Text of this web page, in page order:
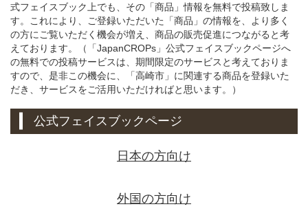
式フェイスブック上でも、その「商品」情報を無料で投稿致しま
す。これにより、ご登録いただいた「商品」の情報を、より多く
の方にご覧いただく機会が増え、商品の販売促進につながると考
えております。（「JapanCROPs」公式フェイスブックページへ
の無料での投稿サービスは、期間限定のサービスと考えておりま
すので、是非この機会に、「高崎市」に関連する商品を登録いた
だき、サービスをご活用いただければと思います。）
公式フェイスブックページ
日本の方向け
外国の方向け